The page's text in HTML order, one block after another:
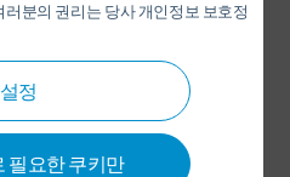
분의 권리는 당사 개인정보 보호정
설정
필요한 쿠키만